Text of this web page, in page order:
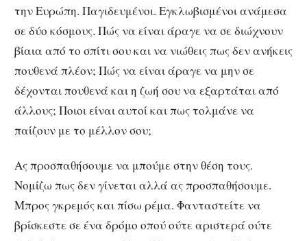
την Ευρώπη. Παγιδευμένοι. Εγκλωβισμένοι ανάμεσα
σε δύο κόσμους. Πώς να είναι άραγε να σε διώχνουν
βίαια από το σπίτι σου και να νιώθεις πως δεν ανήκεις
πουθενά πλέον; Πώς να είναι άραγε να μην σε
δέχονται πουθενά και η ζωή σου να εξαρτάται από
άλλους; Ποιοι είναι αυτοί και πως τολμάνε να
παίζουν με το μέλλον σου;
Ας προσπαθήσουμε να μπούμε στην θέση τους.
Νομίζω πως δεν γίνεται αλλά ας προσπαθήσουμε.
Μπρος γκρεμός και πίσω ρέμα. Φανταστείτε να
βρίσκεστε σε ένα δρόμο οπού ούτε αριστερά ούτε